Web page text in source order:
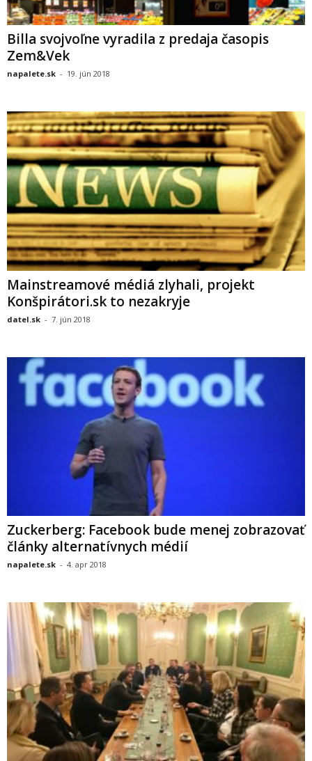
Billa svojvoľne vyradila z predaja časopis
Zem&Vek
napalete.sk - 19. jún 2018
Mainstreamové médiá zlyhali, projekt
Konšpirátori.sk to nezakryje
datel.sk - 7. jún 2018
Zuckerberg: Facebook bude menej zobrazovať
články alternatívnych médií
napalete.sk - 4. apr 2018